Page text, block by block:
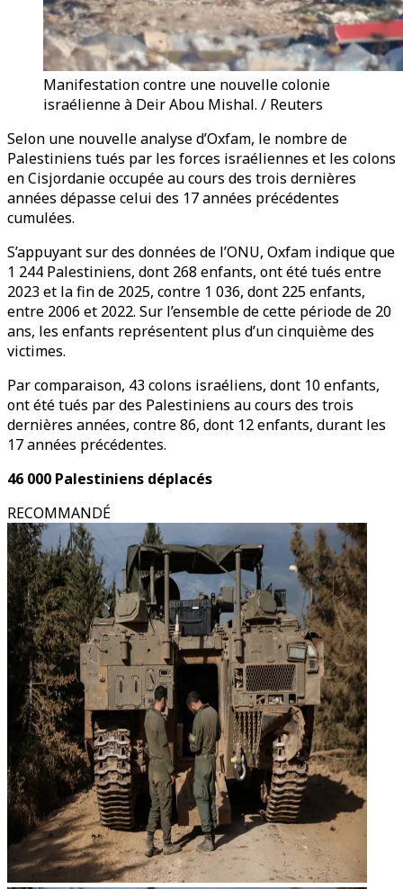
Manifestation contre une nouvelle colonie
israélienne à Deir Abou Mishal. / Reuters
Selon une nouvelle analyse d’Oxfam, le nombre de
Palestiniens tués par les forces israéliennes et les colons
en Cisjordanie occupée au cours des trois dernières
années dépasse celui des 17 années précédentes
cumulées.
S’appuyant sur des données de l’ONU, Oxfam indique que
1 244 Palestiniens, dont 268 enfants, ont été tués entre
2023 et la fin de 2025, contre 1 036, dont 225 enfants,
entre 2006 et 2022. Sur l’ensemble de cette période de 20
ans, les enfants représentent plus d’un cinquième des
victimes.
Par comparaison, 43 colons israéliens, dont 10 enfants,
ont été tués par des Palestiniens au cours des trois
dernières années, contre 86, dont 12 enfants, durant les
17 années précédentes.
46 000 Palestiniens déplacés
RECOMMANDÉ